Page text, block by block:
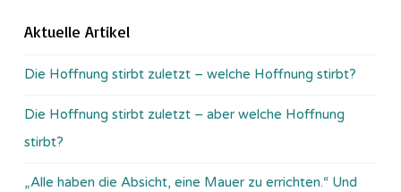
Aktuelle Artikel
Die Hoffnung stirbt zuletzt – welche Hoffnung stirbt?
Die Hoffnung stirbt zuletzt – aber welche Hoffnung
stirbt?
„Alle haben die Absicht, eine Mauer zu errichten.“ Und